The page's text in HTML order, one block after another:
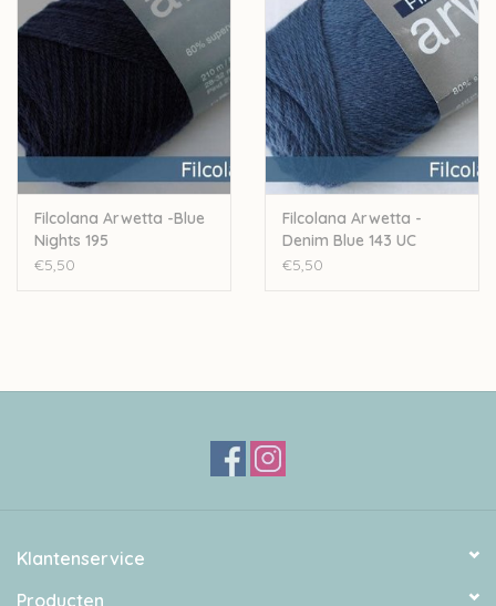
Filcolana Arwetta -Blue
Nights 195
€5,50
Filcolana Arwetta -
Denim Blue 143 UC
€5,50
Klantenservice
Producten